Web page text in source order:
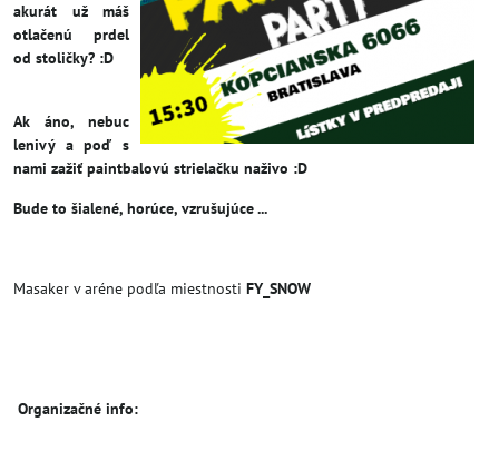
akurát už máš
otlačenú prdel
od stoličky? :D
Ak áno, nebuc
lenivý a poď s
nami zažiť paintbalovú strielačku naživo :D
Bude to šialené, horúce, vzrušujúce ...
Masaker v aréne podľa miestnosti FY_SNOW
Organizačné info: